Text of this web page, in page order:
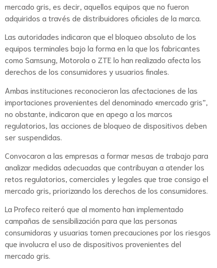
mercado gris, es decir, aquellos equipos que no fueron
adquiridos a través de distribuidores oficiales de la marca.
Las autoridades indicaron que el bloqueo absoluto de los
equipos terminales bajo la forma en la que los fabricantes
como Samsung, Motorola o ZTE lo han realizado afecta los
derechos de los consumidores y usuarios finales.
Ambas instituciones reconocieron las afectaciones de las
importaciones provenientes del denominado «mercado gris”,
no obstante, indicaron que en apego a los marcos
regulatorios, las acciones de bloqueo de dispositivos deben
ser suspendidas.
Convocaron a las empresas a formar mesas de trabajo para
analizar medidas adecuadas que contribuyan a atender los
retos regulatorios, comerciales y legales que trae consigo el
mercado gris, priorizando los derechos de los consumidores.
La Profeco reiteró que al momento han implementado
campañas de sensibilización para que las personas
consumidoras y usuarias tomen precauciones por los riesgos
que involucra el uso de dispositivos provenientes del
mercado gris.